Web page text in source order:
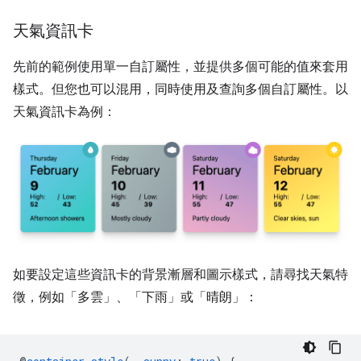
天氣資訊卡
先前的範例使用單一自訂屬性，並提供多個可能的值來套用
樣式。但您也可以混用，同時使用及查詢多個自訂屬性。以
天氣資訊卡為例：
如要設定這些資訊卡的背景漸層和圖示樣式，請尋找天氣特
徵，例如「多雲」、「下雨」或「晴朗」：